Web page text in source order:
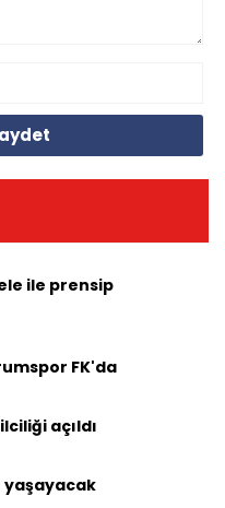
ile prensip
FK'da
açıldı
yaşayacak